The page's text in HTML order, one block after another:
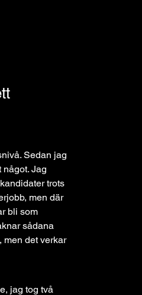
Sedan jag
Jag
trots
men där
bli som
sådana
men det verkar
jag tog två